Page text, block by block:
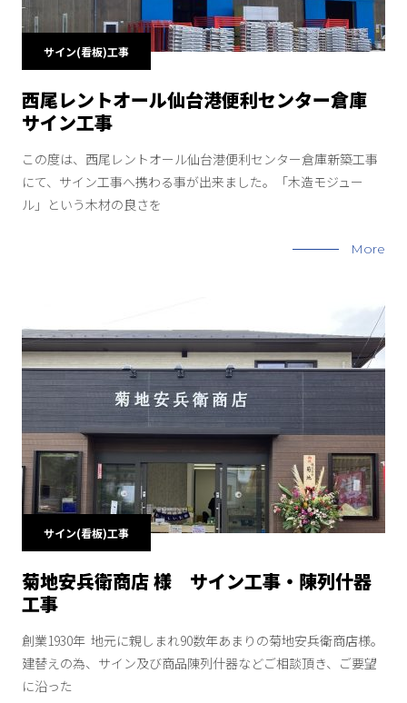
サイン(看板)工事
西尾レントオール仙台港便利センター倉庫
サイン工事
この度は、西尾レントオール仙台港便利センター倉庫新築工事
にて、サイン工事へ携わる事が出来ました。「木造モジュー
ル」という木材の良さを
More
サイン(看板)工事
菊地安兵衛商店 様 サイン工事・陳列什器
工事
創業1930年 地元に親しまれ90数年あまりの菊地安兵衛商店様。
建替えの為、サイン及び商品陳列什器などご相談頂き、ご要望
に沿った